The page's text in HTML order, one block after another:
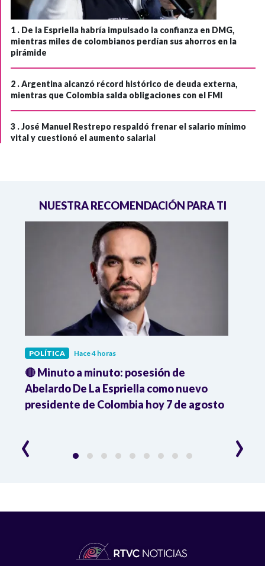
1 . De la Espriella habría impulsado la confianza en DMG,
mientras miles de colombianos perdían sus ahorros en la
pirámide
2 .Argentina alcanzó récord histórico de deuda externa,
mientras que Colombia salda obligaciones con el FMI
3 .José Manuel Restrepo respaldó frenar el salario mínimo
vital y cuestionó el aumento salarial
NUESTRA RECOMENDACIÓN PARA TI
POLÍTICA Hace 4 horas
🔴 Minuto a minuto: posesión de
Abelardo De La Espriella como nuevo
presidente de Colombia hoy 7 de agosto
‹ ›